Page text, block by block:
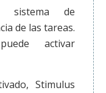
sistema de
de las tareas.
activar
Stimulus